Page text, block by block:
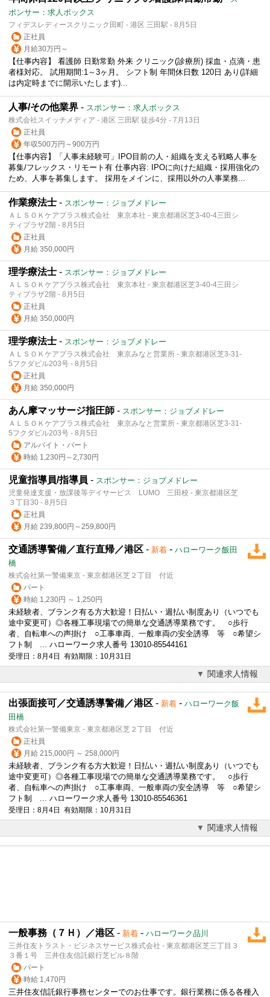
ポンサー：求人ボックス
フィデスレディースクリニック田町 - 港区 三田駅 - 8月5日
正社員
月給30万円～
【仕事内容】 看護師 日勤常勤 外来 クリニック(診療所) 採血・点滴・患
者様対応。 試用期間:1～3ヶ月。 シフト制 年間休日数 120日 あり(詳細
は内定時までに開示いたします)...
人事/その他業界 - スポンサー：求人ボックス
株式会社スイッチメディア - 港区 三田駅 徒歩4分 - 7月13日
正社員
年収500万円～900万円
【仕事内容】「人事未経験可」IPO目前の人・組織を支える戦略人事を
募集/フレックス・リモート有 仕事内容: IPOに向けた組織・採用強化の
ため、人事を募集します。 採用をメインに、採用以外の人事業務...
作業療法士 - スポンサー：ジョブメドレー
ＡＬＳＯＫケアプラス株式会社 東京本社 - 東京都港区芝3-40-4三田シ
ティプラザ2階 - 8月5日
正社員
月給 350,000円
理学療法士 - スポンサー：ジョブメドレー
ＡＬＳＯＫケアプラス株式会社 東京本社 - 東京都港区芝3-40-4三田シ
ティプラザ2階 - 8月5日
正社員
月給 350,000円
理学療法士 - スポンサー：ジョブメドレー
ＡＬＳＯＫケアプラス株式会社 東京みなと営業所 - 東京都港区芝3-31-
5フクダビル203号 - 8月5日
正社員
月給 350,000円
あん摩マッサージ指圧師 - スポンサー：ジョブメドレー
ＡＬＳＯＫケアプラス株式会社 東京みなと営業所 - 東京都港区芝3-31-
5フクダビル203号 - 8月5日
アルバイト・パート
時給 1,230円～2,730円
児童指導員/指導員 - スポンサー：ジョブメドレー
児童発達支援・放課後等デイサービス LUMO 三田校 - 東京都港区芝
３丁目30 - 8月5日
正社員
月給 239,800円～259,800円
交通誘導警備／直行直帰／港区 - 新着 - ハローワーク飯田
橋
株式会社第一警備東京 - 東京都港区芝２丁目 付近
パート
時給 1,230円 ～ 1,250円
未経験者、ブランク有る方大歓迎！日払い・週払い制度あり（いつでも
途中変更可）◎各種工事現場での簡単な交通誘導業務です。 ○歩行
者、自転車への声掛け ○工事車両、一般車両の安全誘導 等 ○希望シ
フト制 ... ハローワーク求人番号 13010-85544161
受理日：8月4日 有効期限：10月31日
関連求人情報
出張面接可／交通誘導警備／港区 - 新着 - ハローワーク飯
田橋
株式会社第一警備東京 - 東京都港区芝２丁目 付近
正社員
月給 215,000円 ～ 258,000円
未経験者、ブランク有る方大歓迎！日払い・週払い制度あり（いつでも
途中変更可）◎各種工事現場での簡単な交通誘導業務です。 ○歩行
者、自転車への声掛け ○工事車両、一般車両の安全誘導 等 ○希望シ
フト制 ... ハローワーク求人番号 13010-85546361
受理日：8月4日 有効期限：10月31日
関連求人情報
一般事務（７Ｈ）／港区 - 新着 - ハローワーク品川
三井住友トラスト・ビジネスサービス株式会社 - 東京都港区芝三丁目３
３番１号 三井住友信託銀行芝ビル８階
パート
時給 1,470円
三井住友信託銀行事務センターでのお仕事です。銀行業務に係る各種入